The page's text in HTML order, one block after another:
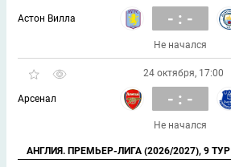
Астон Вилла - : -
Не начался
24 октября, 17:00
Арсенал - : -
Не начался
АНГЛИЯ. ПРЕМЬЕР-ЛИГА (2026/2027), 9 ТУР